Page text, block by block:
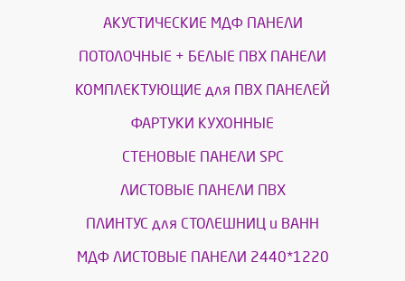
АКУСТИЧЕСКИЕ МДФ ПАНЕЛИ
ПОТОЛОЧНЫЕ + БЕЛЫЕ ПВХ ПАНЕЛИ
КОМПЛЕКТУЮЩИЕ для ПВХ ПАНЕЛЕЙ
ФАРТУКИ КУХОННЫЕ
СТЕНОВЫЕ ПАНЕЛИ SPC
ЛИСТОВЫЕ ПАНЕЛИ ПВХ
ПЛИНТУС для СТОЛЕШНИЦ и ВАНН
МДФ ЛИСТОВЫЕ ПАНЕЛИ 2440*1220